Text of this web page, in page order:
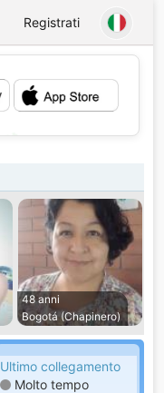
Registrati
48 anni
Bogotá (Chapinero)
Ultimo collegamento
Molto tempo